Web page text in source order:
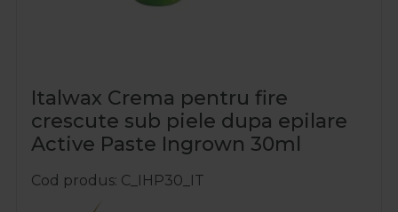
Italwax Crema pentru fire
crescute sub piele dupa epilare
Active Paste Ingrown 30ml
Cod produs C_IHP30_IT